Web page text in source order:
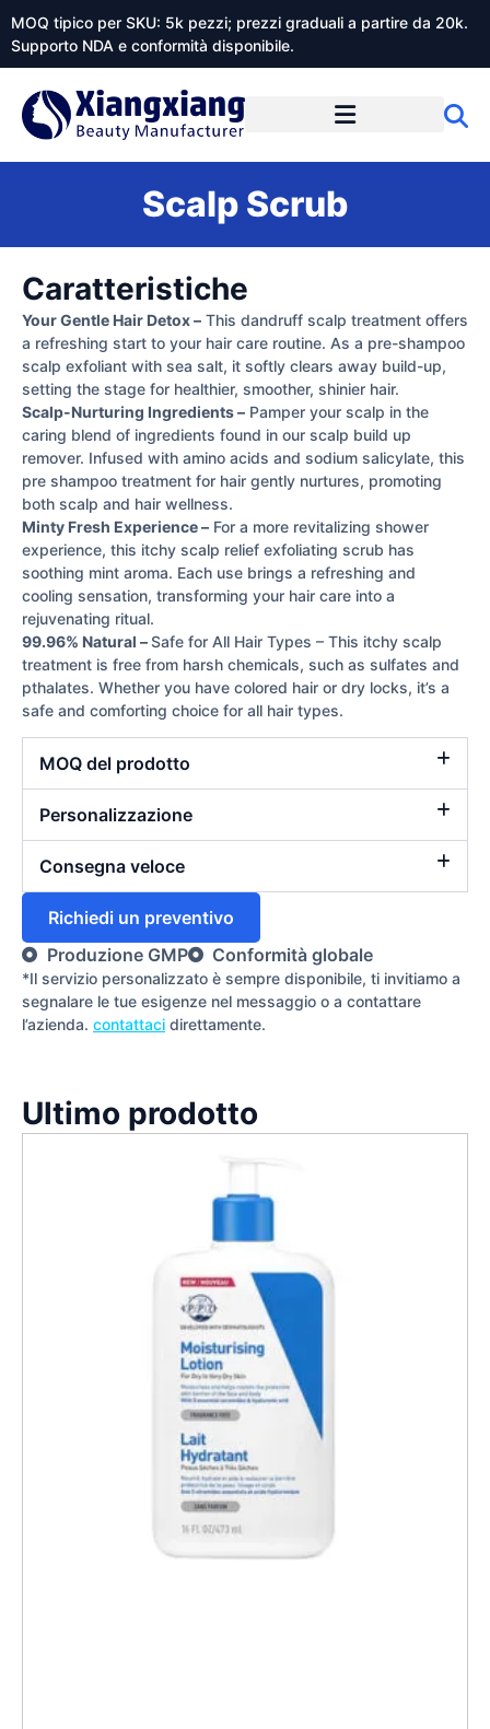
MOQ tipico per SKU: 5k pezzi; prezzi graduali a partire da 20k.
Supporto NDA e conformità disponibile.
Scalp Scrub
Caratteristiche
Your Gentle Hair Detox – This dandruff scalp treatment offers
a refreshing start to your hair care routine. As a pre-shampoo
scalp exfoliant with sea salt, it softly clears away build-up,
setting the stage for healthier, smoother, shinier hair.
Scalp-Nurturing Ingredients – Pamper your scalp in the
caring blend of ingredients found in our scalp build up
remover. Infused with amino acids and sodium salicylate, this
pre shampoo treatment for hair gently nurtures, promoting
both scalp and hair wellness.
Minty Fresh Experience – For a more revitalizing shower
experience, this itchy scalp relief exfoliating scrub has
soothing mint aroma. Each use brings a refreshing and
cooling sensation, transforming your hair care into a
rejuvenating ritual.
99.96% Natural –Safe for All Hair Types – This itchy scalp
treatment is free from harsh chemicals, such as sulfates and
pthalates. Whether you have colored hair or dry locks, it’s a
safe and comforting choice for all hair types.
MOQ del prodotto
Personalizzazione
Consegna veloce
Richiedi un preventivo
Produzione GMP
Conformità globale
*Il servizio personalizzato è sempre disponibile, ti invitiamo a
segnalare le tue esigenze nel messaggio o a contattare
l’azienda. contattaci direttamente.
Ultimo prodotto